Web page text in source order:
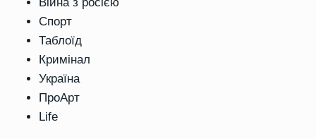
Спорт
Таблоїд
Кримінал
Україна
ПроАрт
Life